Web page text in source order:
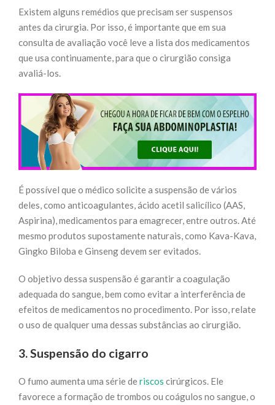
Existem alguns remédios que precisam ser suspensos
antes da cirurgia. Por isso, é importante que em sua
consulta de avaliação você leve a lista dos medicamentos
que usa continuamente, para que o cirurgião consiga
avaliá-los.
É possível que o médico solicite a suspensão de vários
deles, como anticoagulantes, ácido acetil salicílico (AAS,
Aspirina), medicamentos para emagrecer, entre outros. Até
mesmo produtos supostamente naturais, como Kava-Kava,
Gingko Biloba e Ginseng devem ser evitados.
O objetivo dessa suspensão é garantir a coagulação
adequada do sangue, bem como evitar a interferência de
efeitos de medicamentos no procedimento. Por isso, relate
o uso de qualquer uma dessas substâncias ao cirurgião.
3. Suspensão do cigarro
O fumo aumenta uma série deriscos cirúrgicos. Ele
favorece a formação de trombos ou coágulos no sangue, o